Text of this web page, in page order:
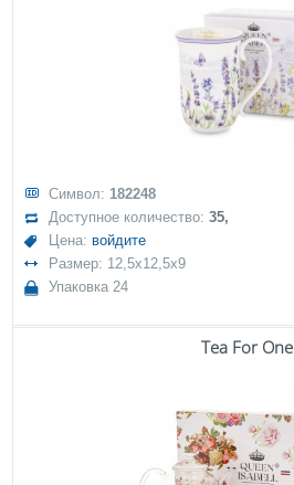
Символ: 182248
Доступное количество:35,
Цена: войдите
Размер: 12,5x12,5x9
Упаковка 24
Tea For One